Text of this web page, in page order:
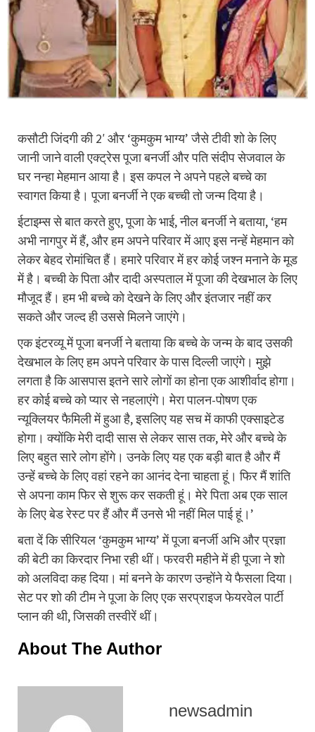
कसौटी जिंदगी की 2′ और ‘कुमकुम भाग्य’ जैसे टीवी शो के लिए
जानी जाने वाली एक्ट्रेस पूजा बनर्जी और पति संदीप सेजवाल के
घर नन्हा मेहमान आया है। इस कपल ने अपने पहले बच्चे का
स्वागत किया है। पूजा बनर्जी ने एक बच्ची तो जन्म दिया है।
ईटाइम्स से बात करते हुए, पूजा के भाई, नील बनर्जी ने बताया, ‘हम
अभी नागपुर में हैं, और हम अपने परिवार में आए इस नन्हें मेहमान को
लेकर बेहद रोमांचित हैं। हमारे परिवार में हर कोई जश्न मनाने के मूड
में है। बच्ची के पिता और दादी अस्पताल में पूजा की देखभाल के लिए
मौजूद हैं। हम भी बच्चे को देखने के लिए और इंतजार नहीं कर
सकते और जल्द ही उससे मिलने जाएंगे।
एक इंटरव्यू में पूजा बनर्जी ने बताया कि बच्चे के जन्म के बाद उसकी
देखभाल के लिए हम अपने परिवार के पास दिल्ली जाएंगे। मुझे
लगता है कि आसपास इतने सारे लोगों का होना एक आशीर्वाद होगा।
हर कोई बच्चे को प्यार से नहलाएंगे। मेरा पालन-पोषण एक
न्यूक्लियर फैमिली में हुआ है, इसलिए यह सच में काफी एक्साइटेड
होगा। क्योंकि मेरी दादी सास से लेकर सास तक, मेरे और बच्चे के
लिए बहुत सारे लोग होंगे। उनके लिए यह एक बड़ी बात है और मैं
उन्हें बच्चे के लिए वहां रहने का आनंद देना चाहता हूं। फिर मैं शांति
से अपना काम फिर से शुरू कर सकती हूं। मेरे पिता अब एक साल
के लिए बेड रेस्ट पर हैं और मैं उनसे भी नहीं मिल पाई हूं।’
बता दें कि सीरियल ‘कुमकुम भाग्य’ में पूजा बनर्जी अभि और प्रज्ञा
की बेटी का किरदार निभा रही थीं। फरवरी महीने में ही पूजा ने शो
को अलविदा कह दिया। मां बनने के कारण उन्होंने ये फैसला दिया।
सेट पर शो की टीम ने पूजा के लिए एक सरप्राइज फेयरवेल पार्टी
प्लान की थी, जिसकी तस्वीरें थीं।
About The Author
newsadmin